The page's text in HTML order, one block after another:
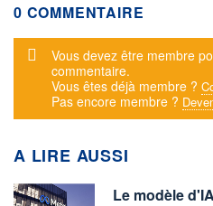
0 COMMENTAIRE
Message d'alerte
Vous devez être membre
commentaire.
Vous êtes déjà membre ?
Pas encore membre ?
A LIRE AUSSI
Le modèle